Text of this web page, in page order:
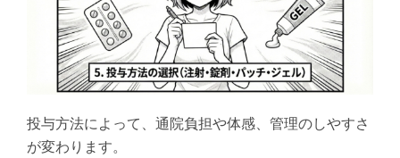
投与方法によって、通院負担や体感、管理のしやすさ
が変わります。